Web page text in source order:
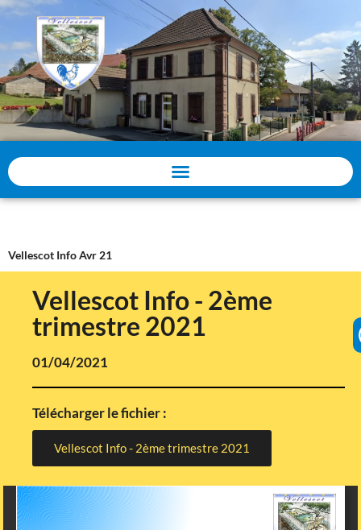
Vellescot Info Avr 21
Vellescot Info - 2ème
trimestre 2021
01/04/2021
Télécharger le fichier :
Vellescot Info - 2ème trimestre 2021
Panneau de gestion des cookies